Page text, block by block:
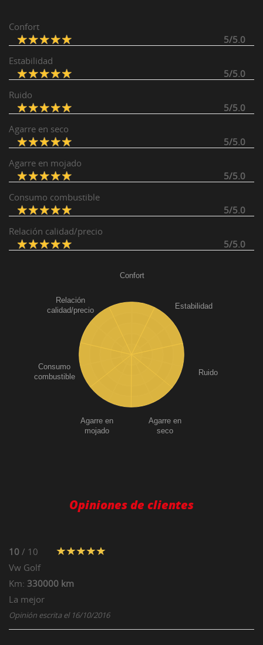
Confort
5/5.0
Estabilidad
5/5.0
Ruido
5/5.0
Agarre en seco
5/5.0
Agarre en mojado
5/5.0
Consumo combustible
5/5.0
Relación calidad/precio
5/5.0
Confort
Estabilidad
Ruido
Agarre en
seco
Agarre en
mojado
Consumo
combustible
Relación
calidad/precio
Opiniones de clientes
10 / 10
Vw Golf
Km: 330000 km
La mejor
Opinión escrita el 16/10/2016